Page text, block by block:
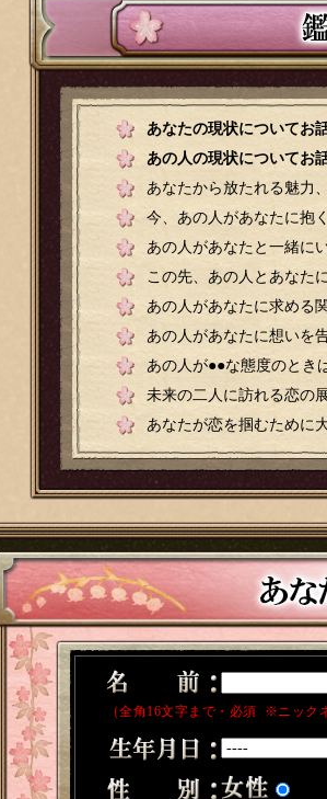
あなたの現状についてお
あの人の現状についてお
あなたから放たれる魅力
今、あの人があなたに抱
あの人があなたと一緒に
この先、あの人とあなた
あの人があなたに求める
あの人があなたに想いを
あの人が●●な態度のと
未来の二人に訪れる恋の
あなたが恋を掴むために
（全角16文字まで・必須 ※ニック